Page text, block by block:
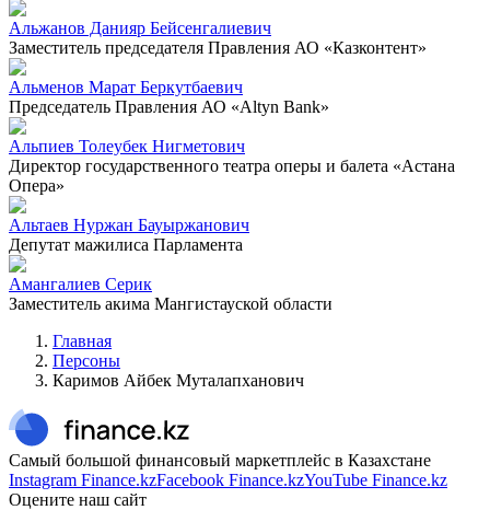
Альжанов Данияр Бейсенгалиевич
Заместитель председателя Правления АО «Казконтент»
Альменов Марат Беркутбаевич
Председатель Правления АО «Altyn Bank»
Альпиев Толеубек Нигметович
Директор государственного театра оперы и балета «Астана
Опера»
Альтаев Нуржан Бауыржанович
Депутат мажилиса Парламента
Амангалиев Серик
Заместитель акима Мангистауской области
Главная
Персоны
Каримов Айбек Муталапханович
Самый большой финансовый маркетплейс в Казахстане
Instagram Finance.kzFacebook Finance.kzYouTube Finance.kz
Оцените наш сайт